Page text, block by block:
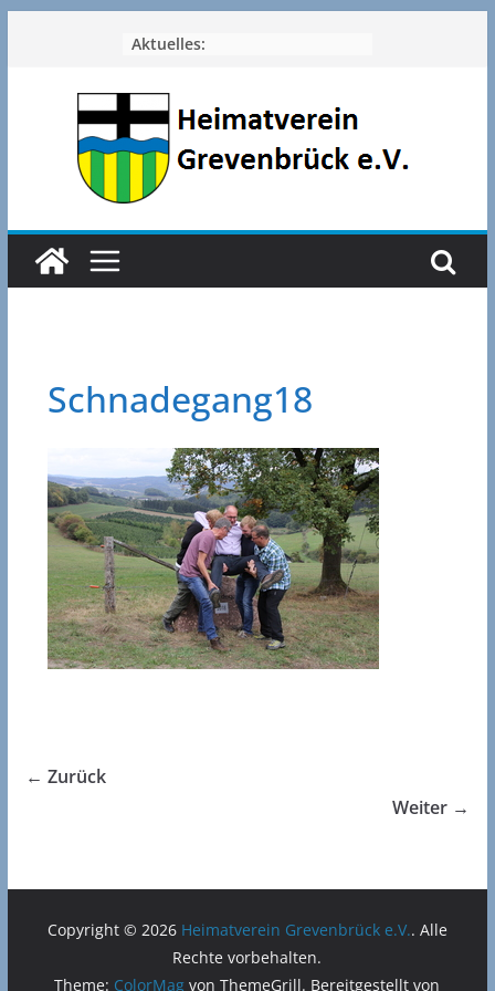
springen
Aktuelles:
Schnadegang18
← Zurück
Weiter →
Copyright © 2026 Heimatverein Grevenbrück e.V.. Alle
Rechte vorbehalten.
Theme: ColorMag von ThemeGrill. Bereitgestellt von